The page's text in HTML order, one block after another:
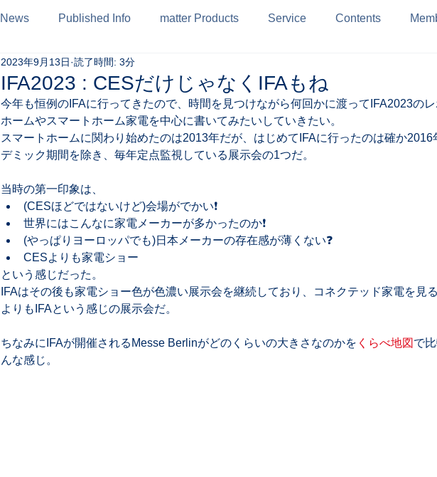
News Published Info matter Products Service Contents
IFA2023 : CESだけじゃなくIFAもね
2023年9月13日 読了時間: 3分
今年も恒例のIFAに行ってきたので、時間を見つけながら何回かに渡ってIFA2023の
ホームやスマートホーム家電を中心に書いてみたいしていきたい。
スマートホームに関わり始めたのは2013年だが、はじめてIFAに行ったのは確か2016
デミック期間を除き、毎年定点監視している展示会の1つだ。
当時の第一印象は、
(CESほどではないけど)会場がでかい❗
世界にはこんなに家電メーカーが多かったのか❗
(やっぱりヨーロッパでも)日本メーカーの存在感が薄くない❓
CESよりも家電ショー
という感じだった。
IFAはその後も家電ショー色が色濃い展示会を継続しており、コネクテッド家電を見
よりもIFAという感じの展示会だ。
ちなみにIFAが開催されるMesse Berlinがどのくらいの大きさなのかを くらべ地図 で
んな感じ。